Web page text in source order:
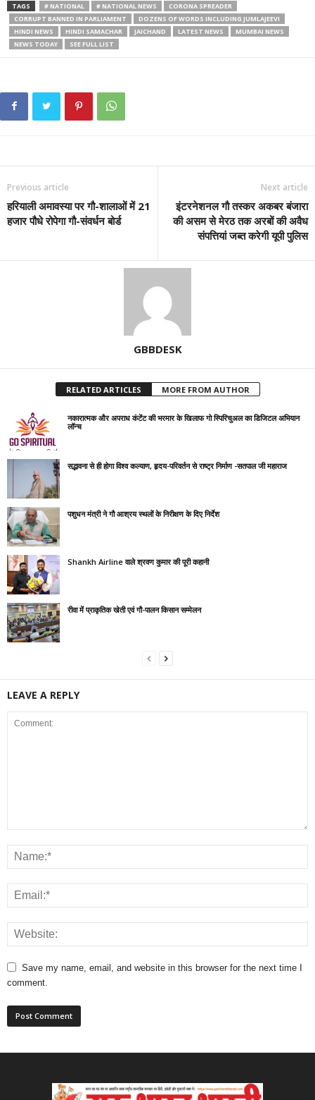
TAGS # NATIONAL # NATIONAL NEWS
CORONA SPREADER
CORRUPT BANNED IN PARLIAMENT
DOZENS OF WORDS INCLUDING JUMLAJEEVI
HINDI NEWS
HINDI SAMACHAR JAICHAND LATEST NEWS
MUMBAI NEWS
NEWS TODAY
SEE FULL LIST
Previous article
हरियाली अमावस्या पर गौ-शालाओं में 21
हजार पौधे रोपेगा गौ-संवर्धन बोर्ड
Next article
इंटरनेशनल गौ तस्कर अकबर बंजारा
की असम से मेरठ तक अरबों की अवैध
संपत्तियां जब्त करेगी यूपी पुलिस
GBBDESK
RELATED ARTICLES MORE FROM AUTHOR
नकारात्मक और अपराध कंटेंट की भरमार के खिलाफ गो स्पिरिचुअल का डिजिटल अभियान
लॉन्च
सद्भावना से ही होगा विश्व कल्याण, हृदय-परिवर्तन से राष्ट्र निर्माण -सतपाल जी महाराज
पशुधन मंत्री ने गौ आश्रय स्थलों के निरीक्षण के दिए निर्देश
Shankh Airline वाले श्रवण कुमार की पूरी कहानी
रीवा में प्राकृतिक खेती एवं गौ-पालन किसान सम्मेलन
LEAVE A REPLY
Save my name, email, and website in this browser for the next time I
comment.